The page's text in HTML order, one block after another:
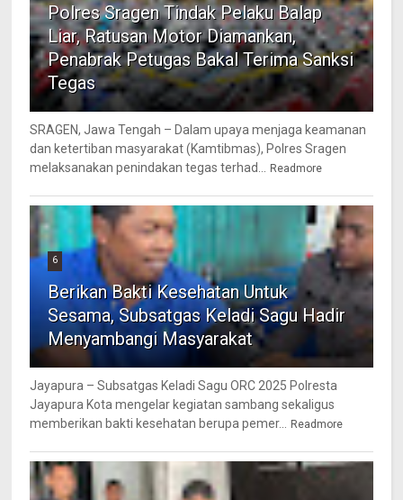
Polres Sragen Tindak Pelaku Balap
Liar, Ratusan Motor Diamankan,
Penabrak Petugas Bakal Terima Sanksi
Tegas
SRAGEN, Jawa Tengah – Dalam upaya menjaga keamanan
dan ketertiban masyarakat (Kamtibmas), Polres Sragen
melaksanakan penindakan tegas terhad...
Readmore
6
Berikan Bakti Kesehatan Untuk
Sesama, Subsatgas Keladi Sagu Hadir
Menyambangi Masyarakat
Jayapura – Subsatgas Keladi Sagu ORC 2025 Polresta
Jayapura Kota mengelar kegiatan sambang sekaligus
memberikan bakti kesehatan berupa pemer...
Readmore